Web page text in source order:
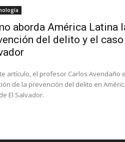
aborda América Latina
del delito y el caso
artículo, el profesor Carlos Avendaño
de la prevención del delito en
El Salvador.